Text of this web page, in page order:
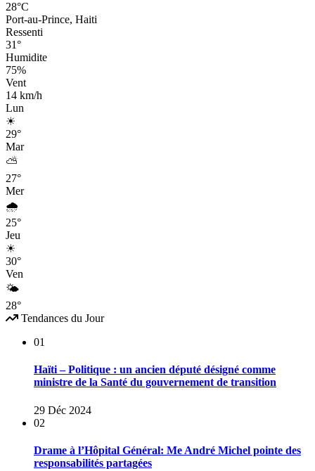
28°C
Port-au-Prince, Haiti
Ressenti
31°
Humidite
75%
Vent
14 km/h
Lun
☀
29°
Mar
⛅
27°
Mer
🌧
25°
Jeu
☀
30°
Ven
🌤
28°
Tendances du Jour
01
Haïti – Politique : un ancien député désigné comme
ministre de la Santé du gouvernement de transition
29 Déc 2024
02
Drame à l’Hôpital Général: Me André Michel pointe des
responsabilités partagées